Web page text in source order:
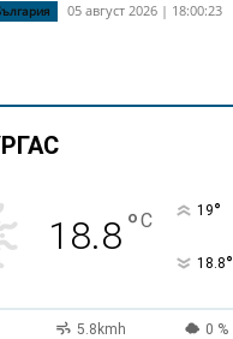
05 август 2026 | 18:00:23
18.8°C 19°
18.8°
5.8kmh 0 %